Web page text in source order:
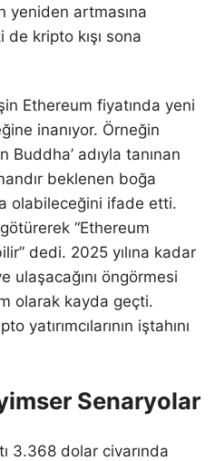
yeniden artmasına
kripto kışı sona
Ethereum fiyatında yeni
inanıyor. Örneğin
Buddha’ adıyla tanınan
beklenen boğa
olabileceğini ifade etti.
“Ethereum
dedi. 2025 yılına kadar
ulaşacağını öngörmesi
olarak kayda geçti.
yatırımcılarının iştahını
Senaryolar
3.368 dolar civarında